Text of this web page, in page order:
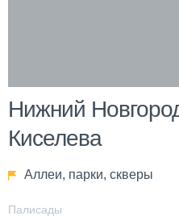
Нижний
Киселева
Аллеи, парки, скверы
Палисады